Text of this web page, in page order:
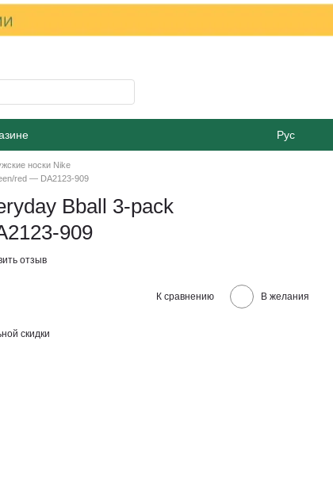
Рус
носки Nike
red — DA2123-909
Bball 3-pack
909
отзыв
К сравнению В желания
скидки